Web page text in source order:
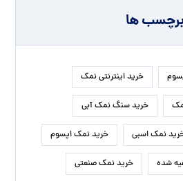
ها
خرید اینترنتی نمک
خرید سنگ نمک آبی
نمک اسبی خرید نمک اپسوم
شده خرید نمک صنعتی